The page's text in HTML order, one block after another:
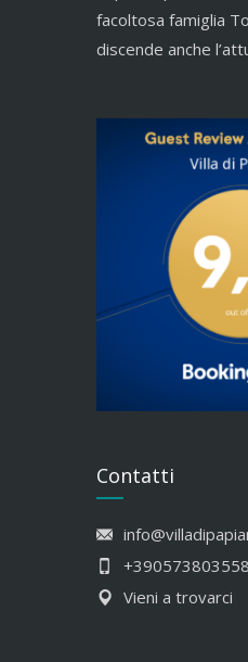
facoltosa famiglia
discende anche
Contatti
+390573803558
Vieni a trovarci